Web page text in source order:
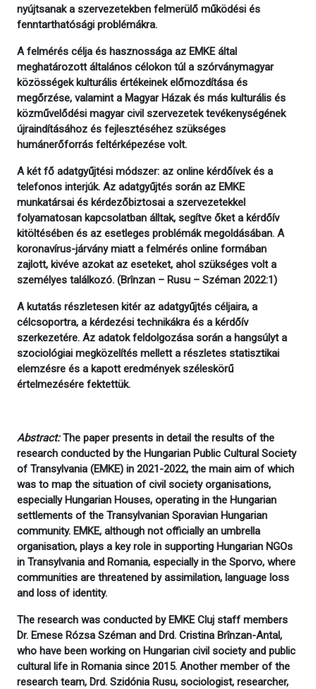
nyújtsanak a szervezetekben felmerülő működési és
fenntarthatósági problémákra.
A felmérés célja és hasznossága az EMKE által
meghatározott általános célokon túl a szórványmagyar
közösségek kulturális értékeinek előmozdítása és
megőrzése, valamint a Magyar Házak és más kulturális és
közművelődési magyar civil szervezetek tevékenységének
újraindításához és fejlesztéséhez szükséges
humánerőforrás feltérképezése volt.
A két fő adatgyűjtési módszer: az online kérdőívek és a
telefonos interjúk. Az adatgyűjtés során az EMKE
munkatársai és kérdezőbiztosai a szervezetekkel
folyamatosan kapcsolatban álltak, segítve őket a kérdőív
kitöltésében és az esetleges problémák megoldásában. A
koronavírus-járvány miatt a felmérés online formában
zajlott, kivéve azokat az eseteket, ahol szükséges volt a
személyes találkozó. (Brînzan – Rusu – Széman 2022:1)
A kutatás részletesen kitér az adatgyűjtés céljaira, a
célcsoportra, a kérdezési technikákra és a kérdőív
szerkezetére. Az adatok feldolgozása során a hangsúlyt a
szociológiai megközelítés mellett a részletes statisztikai
elemzésre és a kapott eredmények széleskörű
értelmezésére fektettük.
Abstract:The paper presents in detail the results of the
research conducted by the Hungarian Public Cultural Society
of Transylvania (EMKE) in 2021-2022, the main aim of which
was to map the situation of civil society organisations,
especially Hungarian Houses, operating in the Hungarian
settlements of the Transylvanian Sporavian Hungarian
community. EMKE, although not officially an umbrella
organisation, plays a key role in supporting Hungarian NGOs
in Transylvania and Romania, especially in the Sporvo, where
communities are threatened by assimilation, language loss
and loss of identity.
The research was conducted by EMKE Cluj staff members
Dr. Emese Rózsa Széman and Drd. Cristina Brînzan-Antal,
who have been working on Hungarian civil society and public
cultural life in Romania since 2015. Another member of the
research team, Drd. Szidónia Rusu, sociologist, researcher,